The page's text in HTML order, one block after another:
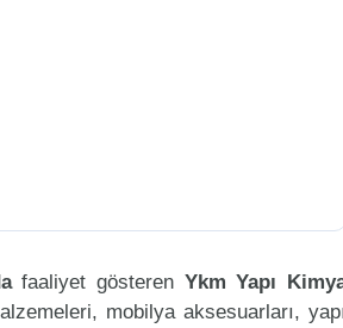
faaliyet gösteren Ykm Yapı
mobilya aksesuarları,